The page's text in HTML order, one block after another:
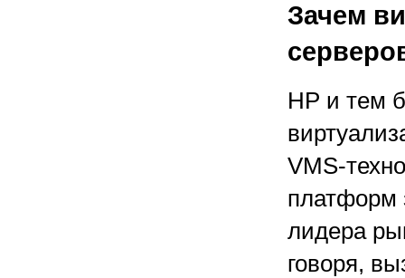
Зачем
HP и тем
VMS-
платформ
лидера
говоря,